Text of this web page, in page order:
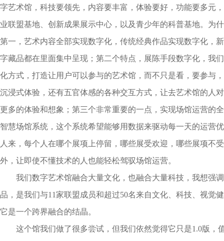
字艺术馆，科技要领先，内容要丰富，体验要好，功能要多元
业联盟基地、创新成果展示中心，以及青少年的科普基地。为
第一，艺术内容全部实现数字化，传统经典作品实现数字化，
字藏品都在里面集中呈现；第二个特点，展陈手段数字化，我
化方式，打造让用户可以参与的艺术馆，而不只是看，要参与
沉浸式体验，还有五官体感的各种交互方式，让去艺术馆的人
更多的体验和想象；第三个非常重要的一点，实现场馆运营的
智慧场馆系统，这个系统希望能够用数据来驱动每一天的运营
人来，每个人在哪个展项上停留，哪些展受欢迎，哪些展项不
外，让即使不懂技术的人也能轻松驾驭场馆运营。
我们数字艺术馆融合大量文化，也融合大量科技，我想强
品，是我们与11家联盟成员和超过50名来自文化、科技、视觉
它是一个跨界融合的结晶。
这个馆我们做了很多尝试，但我们依然觉得它只是1.0版，